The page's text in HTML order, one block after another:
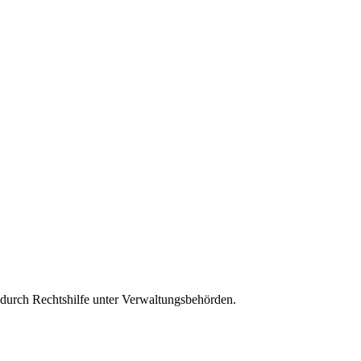
Rechtshilfe unter Verwaltungsbehörden.